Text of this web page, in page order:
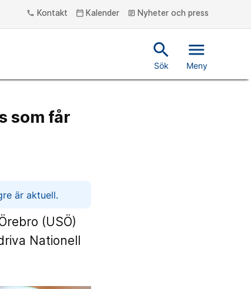
phone Kontakt calendar_today Kalender article Nyheter och press
search
Sök
menu
Meny
som får
är aktuell.
(USÖ)
Nationell